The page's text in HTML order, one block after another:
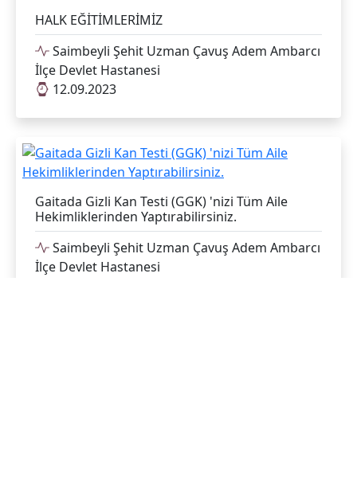
HALK EĞİTİMLERİMİZ
Saimbeyli Şehit Uzman Çavuş Adem Ambarcı
İlçe Devlet Hastanesi
12.09.2023
Gaitada Gizli Kan Testi (GGK) 'nizi Tüm Aile
Hekimliklerinden Yaptırabilirsiniz.
Saimbeyli Şehit Uzman Çavuş Adem Ambarcı
İlçe Devlet Hastanesi